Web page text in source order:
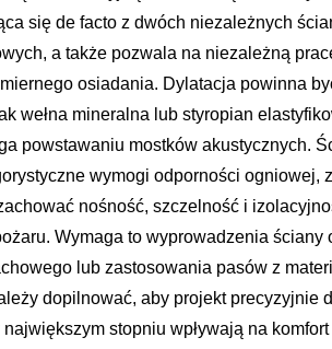
się de facto z dwóch niezależnych
a także pozwala na niezależną
osiadania. Dylatacja powinna
wełna mineralna lub styropian
powstawaniu mostków akustycznych.
wymogi odporności ogniowej,
nośność, szczelność i
Wymaga to wyprowadzenia
lub zastosowania pasów z
dopilnować, aby projekt precyzyjnie
stopniu wpływają na